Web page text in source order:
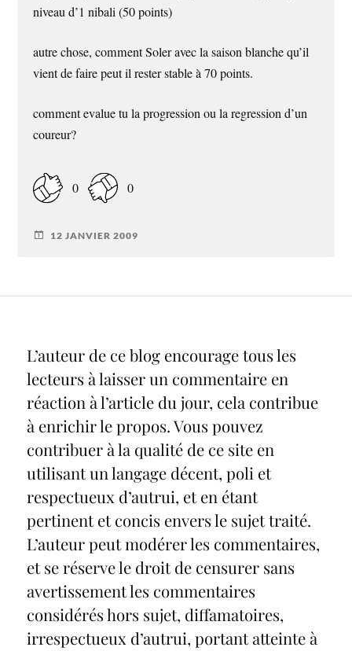
niveau d’1 nibali (50 points)
autre chose, comment Soler avec la saison blanche qu’il
vient de faire peut il rester stable à 70 points.
comment evalue tu la progression ou la regression d’un
coureur?
0 0
12 JANVIER 2009
L’auteur de ce blog encourage tous les
lecteurs à laisser un commentaire en
réaction à l’article du jour, cela contribue
à enrichir le propos. Vous pouvez
contribuer à la qualité de ce site en
utilisant un langage décent, poli et
respectueux d’autrui, et en étant
pertinent et concis envers le sujet traité.
L’auteur peut modérer les commentaires,
et se réserve le droit de censurer sans
avertissement les commentaires
considérés hors sujet, diffamatoires,
irrespectueux d’autrui, portant atteinte à